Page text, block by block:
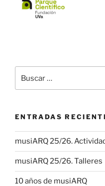
por:
ENTRADAS
musiARQ 25/26.
musiARQ 25/26. Talleres
10 años de musiARQ